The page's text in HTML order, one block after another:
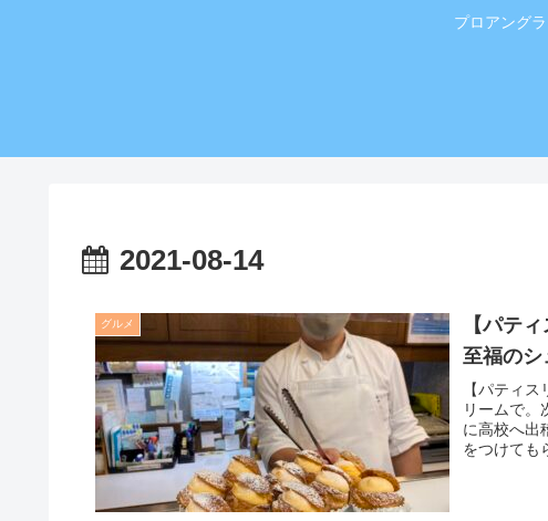
プロアング
2021-08-14
グルメ
【パテ
至福のシ
【パティ
リームで。
に高校へ出
をつけても